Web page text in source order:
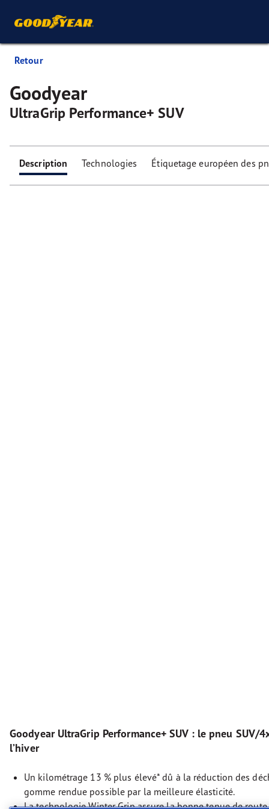
Retour
Goodyear
UltraGrip Performance+ SUV
Description Technologies Étiquetage européen des
Goodyear UltraGrip Performance+ SUV : le pneu SUV/
l’hiver
Un kilométrage 13 % plus élevé* dû à la réduction des
gomme rendue possible par la meilleure élasticité.
La technologie Winter Grip assure la bonne tenue de route